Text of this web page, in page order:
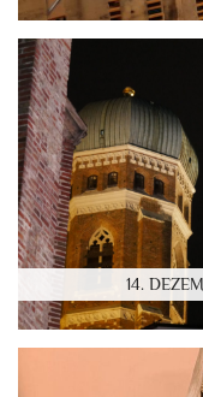
14.